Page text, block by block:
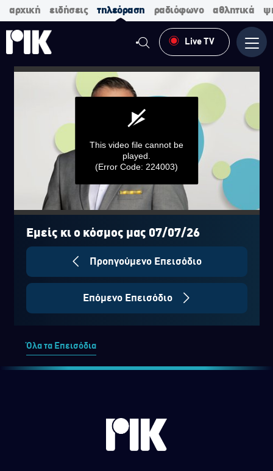
αρχική ειδήσεις τηλεόραση ραδιόφωνο αθλητικά
Live TV
0
seconds
seconds
This video file cannot be
played.
(Error Code: 224003)
Εμείς κι ο κόσμος μας 07/07/26
Προηγούμενο Επεισόδιο
Επόμενο Επεισόδιο
Όλα τα Επεισόδια